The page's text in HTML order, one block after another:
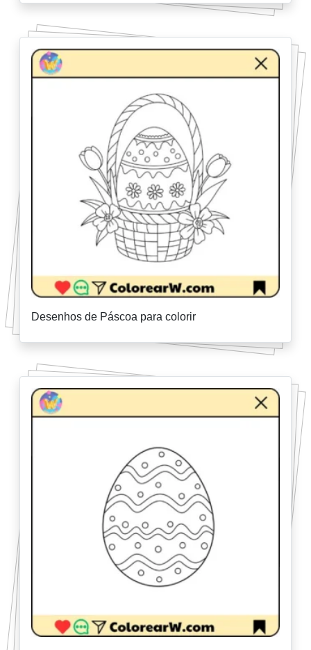
Desenhos de Páscoa para colorir